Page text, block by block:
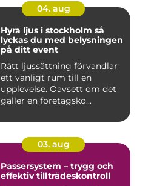
04. aug
Hyra ljus i stockholm så
lyckas du med belysningen
på ditt event
Rätt ljussättning förvandlar
ett vanligt rum till en
upplevelse. Oavsett om det
gäller en företagsko...
03. aug
Passersystem – trygg och
effektiv tillträdeskontroll